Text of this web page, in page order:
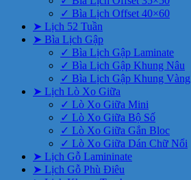
✓ Bìa Lịch Offset 40×60
➤ Lịch 52 Tuần
➤ Bìa Lịch Gập
✓ Bìa Lịch Gập Laminate
✓ Bìa Lịch Gập Khung Nâu
✓ Bìa Lịch Gập Khung Vàng
➤ Lịch Lò Xo Giữa
✓ Lò Xo Giữa Mini
✓ Lò Xo Giữa Bộ Số
✓ Lò Xo Giữa Gắn Bloc
✓ Lò Xo Giữa Dán Chữ Nổi
➤ Lịch Gỗ Lamininate
➤ Lịch Gỗ Phù Điêu